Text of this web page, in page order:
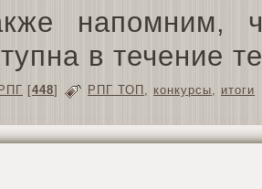
напомним,
в течение
[448] РПГ ТОП , конкурсы, итоги